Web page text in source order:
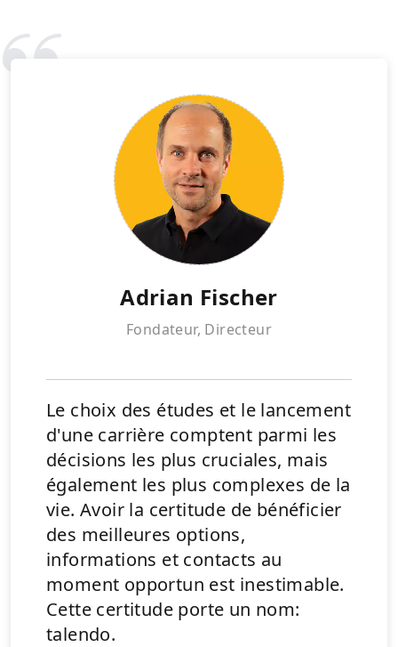
Adrian Fischer
Fondateur, Directeur
Le choix des études et le lancement
d'une carrière comptent parmi les
décisions les plus cruciales, mais
également les plus complexes de la
vie. Avoir la certitude de bénéficier
des meilleures options,
informations et contacts au
moment opportun est inestimable.
Cette certitude porte un nom:
talendo.